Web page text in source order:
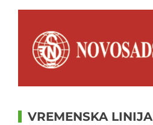
VREMENSKA LINIJA